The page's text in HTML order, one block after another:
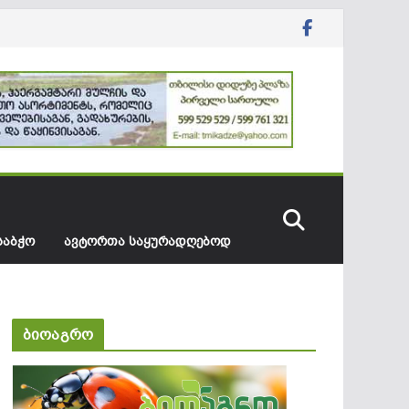
ᲐᲕᲢᲝᲠᲗᲐ ᲡᲐᲧᲣᲠᲐᲓᲦᲔᲑᲝᲓ
ბიოაგრო